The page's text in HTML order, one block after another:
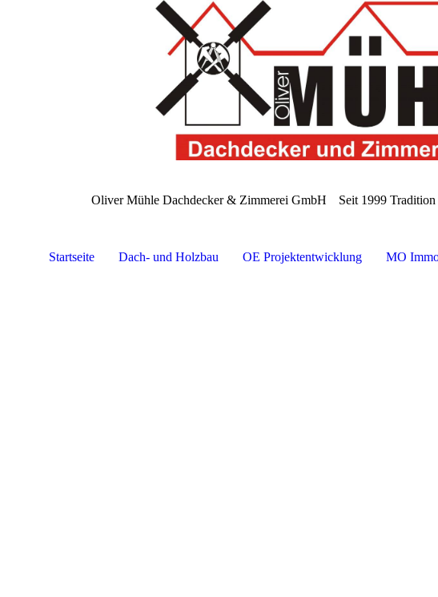
Oliver Mühle Dachdecker & Zimmerei GmbH Seit 1999
Startseite Dach- und Holzbau OE Projektentwicklung MO